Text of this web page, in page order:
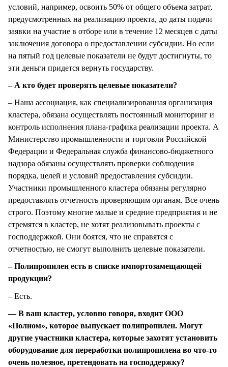
условий, например, освоить 50% от общего объема затрат,
предусмотренных на реализацию проекта, до даты подачи
заявки на участие в отборе или в течение 12 месяцев с даты
заключения договора о предоставлении субсидии. Но если
на пятый год целевые показатели не будут достигнуты, то
эти деньги придется вернуть государству.
– А кто будет проверять целевые показатели?
– Наша ассоциация, как специализированная организация
кластера, обязана осуществлять постоянный мониторинг и
контроль исполнения плана-графика реализации проекта. А
Министерство промышленности и торговли Российской
Федерации и Федеральная служба финансово-бюджетного
надзора обязаны осуществлять проверки соблюдения
порядка, целей и условий предоставления субсидии.
Участники промышленного кластера обязаны регулярно
предоставлять отчетность проверяющим органам. Все очень
строго. Поэтому многие малые и средние предприятия и не
стремятся в кластер, не хотят реализовывать проекты с
господдержкой. Они боятся, что не справятся с
отчетностью, не смогут выполнить целевые показатели.
– Полипропилен есть в списке импортозамещающей
продукции?
– Есть.
— В ваш кластер, условно говоря, входит ООО
«Полиом», которое выпускает полипропилен. Могут
другие участники кластера, которые захотят установить
оборудование для переработки полипропилена во что-то
очень полезное, претендовать на господдержку?